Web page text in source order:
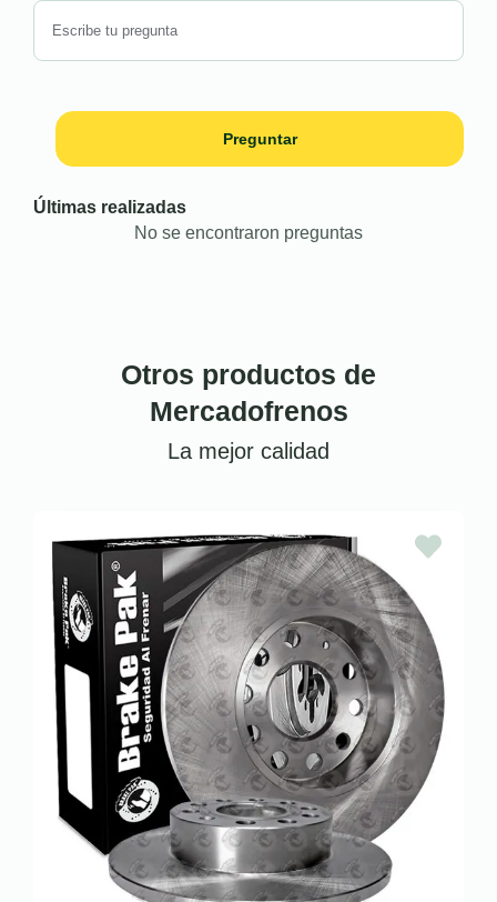
Preguntar
Últimas realizadas
No se encontraron preguntas
Otros productos de
Mercadofrenos
La mejor calidad